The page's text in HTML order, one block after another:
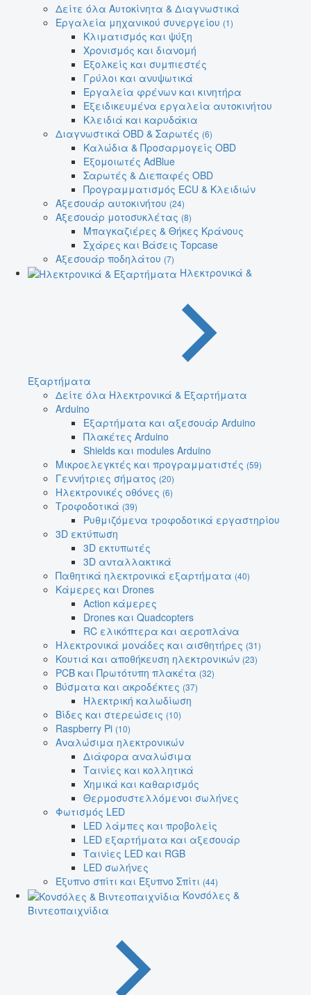
Δείτε όλα Αυτοκίνητα & Διαγνωστικά
Εργαλεία μηχανικού συνεργείου (1)
Κλιματισμός και ψύξη
Χρονισμός και διανομή
Εξολκείς και συμπιεστές
Γρύλοι και ανυψωτικά
Εργαλεία φρένων και κινητήρα
Εξειδικευμένα εργαλεία αυτοκινήτου
Κλειδιά και καρυδάκια
Διαγνωστικά OBD & Σαρωτές (6)
Καλώδια & Προσαρμογείς OBD
Εξομοιωτές AdBlue
Σαρωτές & Διεπαφές OBD
Προγραμματισμός ECU & Κλειδιών
Αξεσουάρ αυτοκινήτου (24)
Αξεσουάρ μοτοσυκλέτας (8)
Μπαγκαζιέρες & Θήκες Κράνους
Σχάρες και Βάσεις Topcase
Αξεσουάρ ποδηλάτου (7)
Ηλεκτρονικά &
Εξαρτήματα
Δείτε όλα Ηλεκτρονικά & Εξαρτήματα
Arduino
Εξαρτήματα και αξεσουάρ Arduino
Πλακέτες Arduino
Shields και modules Arduino
Μικροελεγκτές και προγραμματιστές (59)
Γεννήτριες σήματος (20)
Ηλεκτρονικές οθόνες (6)
Τροφοδοτικά (39)
Ρυθμιζόμενα τροφοδοτικά εργαστηρίου
3D εκτύπωση
3D εκτυπωτές
3D ανταλλακτικά
Παθητικά ηλεκτρονικά εξαρτήματα (40)
Κάμερες και Drones
Action κάμερες
Drones και Quadcopters
RC ελικόπτερα και αεροπλάνα
Ηλεκτρονικά μονάδες και αισθητήρες (31)
Κουτιά και αποθήκευση ηλεκτρονικών (23)
PCB και Πρωτότυπη πλακέτα (32)
Βύσματα και ακροδέκτες (37)
Ηλεκτρική καλωδίωση
Βίδες και στερεώσεις (10)
Raspberry Pi (10)
Αναλώσιμα ηλεκτρονικών
Διάφορα αναλώσιμα
Ταινίες και κολλητικά
Χημικά και καθαρισμός
Θερμοσυστελλόμενοι σωλήνες
Φωτισμός LED
LED λάμπες και προβολείς
LED εξαρτήματα και αξεσουάρ
Ταινίες LED και RGB
LED σωλήνες
Έξυπνο σπίτι και Έξυπνο Σπίτι (44)
Κονσόλες &
Βιντεοπαιχνίδια